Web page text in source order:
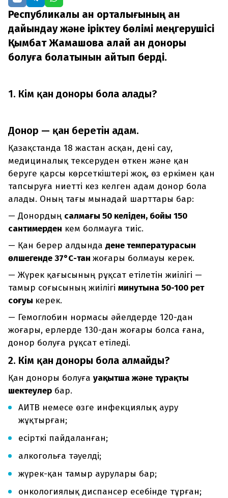
Республикалық қан орталығының қан
дайындау және іріктеу бөлімі меңгерушісі
Қымбат Жамашова қалай қан доноры
болуға болатынын айтып берді.
1. Кім қан доноры бола алады?
Донор — қан беретін адам.
Қазақстанда 18 жастан асқан, дені сау,
медициналық тексеруден өткен және қан
беруге қарсы көрсеткіштері жоқ, өз еркімен қан
тапсыруға ниетті кез келген адам донор бола
алады. Оның тағы мынадай шарттары бар:
— Донордың салмағы 50 келіден, бойы 150
сантимерден кем болмауға тиіс.
— Қан берер алдында дене температурасын
өлшегенде 37°С-тан жоғары болмауы керек.
— Жүрек қағысының рұқсат етілетін жиілігі —
тамыр соғысының жиілігі минутына 50-100 рет
соғуы керек.
— Гемоглобин нормасы әйелдерде 120-дан
жоғары, ерлерде 130-дан жоғары болса ғана,
донор болуға рұқсат етіледі.
2. Кім қан доноры бола алмайды?
Қан доноры болуға уақытша және тұрақты
шектеулер бар.
АИТВ немесе өзге инфекциялық ауру
жұқтырған;
есірткі пайдаланған;
алкогольға тәуелді;
жүрек-қан тамыр аурулары бар;
онкологиялық диспансер есебінде тұрған;